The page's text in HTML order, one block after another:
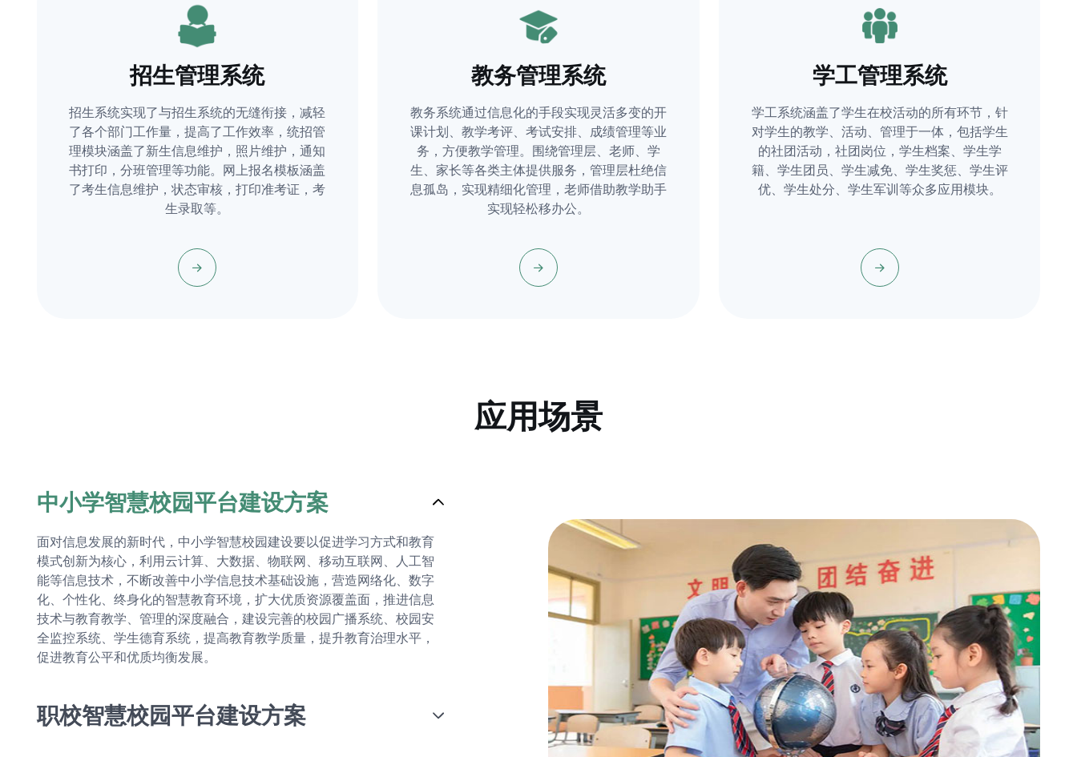
招生管理系统
招生系统实现了与招生系统的无缝衔接，减轻
了各个部门工作量，提高了工作效率，统招管
理模块涵盖了新生信息维护，照片维护，通知
书打印，分班管理等功能。网上报名模板涵盖
了考生信息维护，状态审核，打印准考证，考
生录取等。
教务管理系统
教务系统通过信息化的手段实现灵活多变的开
课计划、教学考评、考试安排、成绩管理等业
务，方便教学管理。围绕管理层、老师、学
生、家长等各类主体提供服务，管理层杜绝信
息孤岛，实现精细化管理，老师借助教学助手
实现轻松移办公。
学工管理系统
学工系统涵盖了学生在校活动的所有环节，针
对学生的教学、活动、管理于一体，包括学生
的社团活动，社团岗位，学生档案、学生学
籍、学生团员、学生减免、学生奖惩、学生评
优、学生处分、学生军训等众多应用模块。
应用场景
中小学智慧校园平台建设方案
面对信息发展的新时代，中小学智慧校园建设要以促进学习方式和教育
模式创新为核心，利用云计算、大数据、物联网、移动互联网、人工智
能等信息技术，不断改善中小学信息技术基础设施，营造网络化、数字
化、个性化、终身化的智慧教育环境，扩大优质资源覆盖面，推进信息
技术与教育教学、管理的深度融合，建设完善的校园广播系统、校园安
全监控系统、学生德育系统，提高教育教学质量，提升教育治理水平，
促进教育公平和优质均衡发展。
职校智慧校园平台建设方案